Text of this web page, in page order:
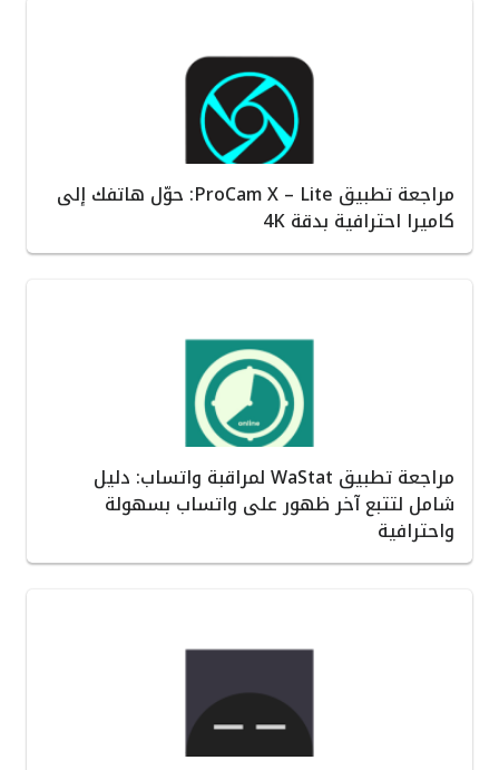
مراجعة تطبيق ProCam X – Lite: حوّل هاتفك إلى
كاميرا احترافية بدقة 4K
مراجعة تطبيق WaStat لمراقبة واتساب: دليل
شامل لتتبع آخر ظهور على واتساب بسهولة
واحترافية